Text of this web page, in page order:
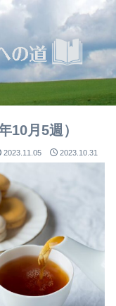
10月5週）
2023.11.05 2023.10.31